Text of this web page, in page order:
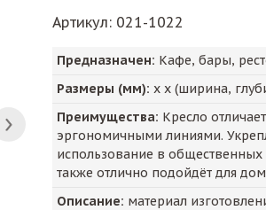
Артикул: 021-1022
Предназначен: Кафе, бары,
Размеры (мм): х х (ширина,
Преимущества: Кресло
эргономичными линиями.
использование в общественных
также отлично подойдёт для
Описание: материал